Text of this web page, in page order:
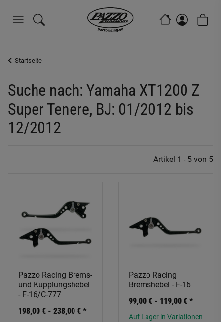
Startseite
Suche nach: Yamaha XT1200 Z
Super Tenere, BJ: 01/2012 bis
12/2012
Artikel 1 - 5 von 5
Pazzo Racing Brems-
und Kupplungshebel
- F-16/C-777
198,00 € - 238,00 € *
Pazzo Racing
Bremshebel - F-16
99,00 € - 119,00 € *
Auf Lager in Variationen